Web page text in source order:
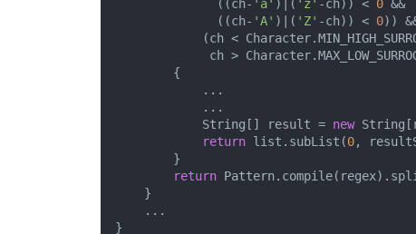
              ((ch-
'a' )|( 'z' -ch)) < 0 &&
              ((ch-
'A' )|( 'Z' -ch)) < 0))
(ch <
ch >
        {
            ...
            ...
            String[] result =
new
return list.subList(0,
        }
return
    }
    ...